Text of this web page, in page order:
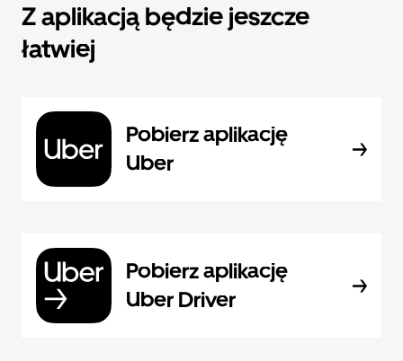
Z aplikacją będzie jeszcze
łatwiej
Pobierz aplikację
Uber
Pobierz aplikację
Uber Driver